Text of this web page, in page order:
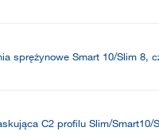
sprężynowe Smart 10/Slim 8,
C2 profilu Slim/Smart10/